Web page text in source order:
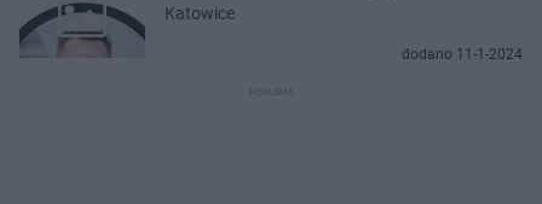
Katowice
dodano 11-1-2024